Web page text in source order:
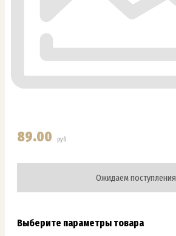
89.00 руб.
Ожидаем поступления
Выберите параметры товара